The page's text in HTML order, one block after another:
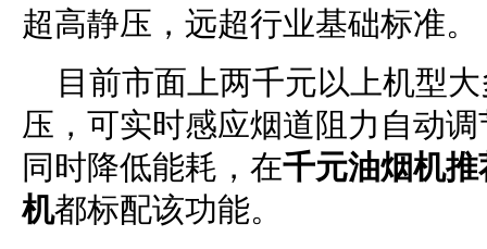
超高静压，远超行业基础标准。
目前市面上两千元以上机型
压，可实时感应烟道阻力自动
同时降低能耗，在千元油烟机推
机都标配该功能。